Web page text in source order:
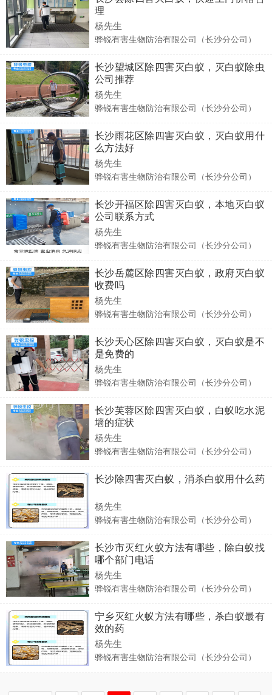
理
杨先生
骅锐有害生物防治有限公司（长沙分公司）
长沙望城区除四害灭白蚁，灭白蚁除虫
公司推荐
杨先生
骅锐有害生物防治有限公司（长沙分公司）
长沙雨花区除四害灭白蚁，灭白蚁用什
么方法好
杨先生
骅锐有害生物防治有限公司（长沙分公司）
长沙开福区除四害灭白蚁，本地灭白蚁
公司联系方式
杨先生
骅锐有害生物防治有限公司（长沙分公司）
长沙岳麓区除四害灭白蚁，政府灭白蚁
收费吗
杨先生
骅锐有害生物防治有限公司（长沙分公司）
长沙天心区除四害灭白蚁，灭白蚁是不
是免费的
杨先生
骅锐有害生物防治有限公司（长沙分公司）
长沙芙蓉区除四害灭白蚁，白蚁吃水泥
墙的症状
杨先生
骅锐有害生物防治有限公司（长沙分公司）
长沙除四害灭白蚁，消杀白蚁用什么药
杨先生
骅锐有害生物防治有限公司（长沙分公司）
长沙市灭红火蚁方法有哪些，除白蚁找
哪个部门电话
杨先生
骅锐有害生物防治有限公司（长沙分公司）
宁乡灭红火蚁方法有哪些，杀白蚁最有
效的药
杨先生
骅锐有害生物防治有限公司（长沙分公司）